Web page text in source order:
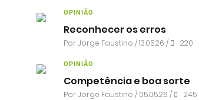
OPINIÃO
Reconhecer os erros
PorJorge Faustino / 13.05.26 / 220
OPINIÃO
Competência e boa sorte
PorJorge Faustino / 05.05.26 / 245